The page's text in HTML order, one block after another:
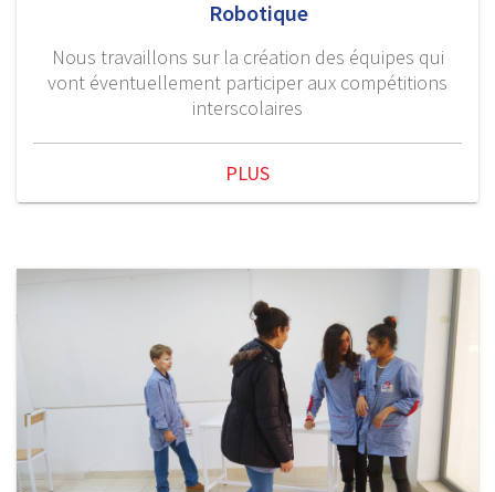
Robotique
Nous travaillons sur la création des équipes qui
vont éventuellement participer aux compétitions
interscolaires
PLUS